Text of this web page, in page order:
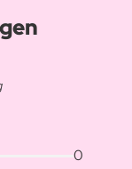
0